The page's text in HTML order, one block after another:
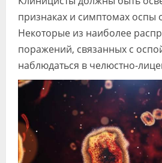
Форум
Клиники
Специалисты
Галерея
Блоги
признаках и симптомах оспы
Некоторые из наиболее
поражений, связанных с
наблюдаться в челюстно-